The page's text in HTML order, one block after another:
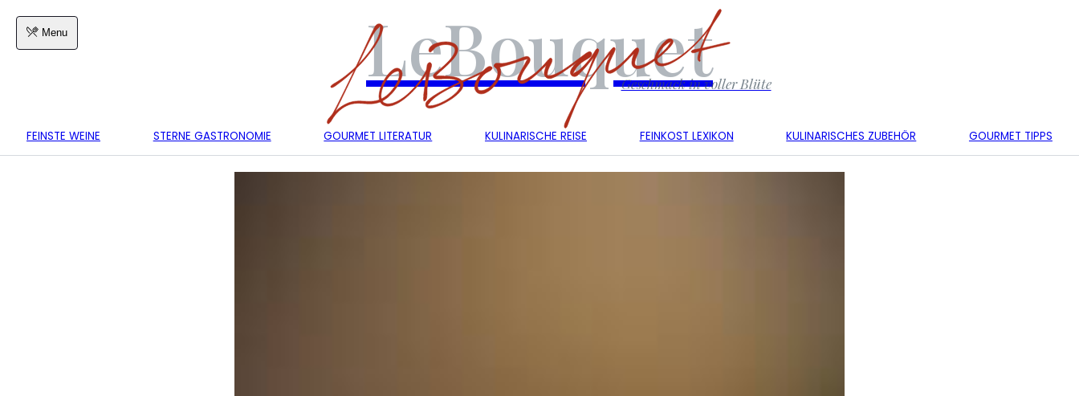
Menu LeBouquet
Geschmack in voller Blüte
FEINSTE WEINE STERNE GASTRONOMIE GOURMET LITERATUR KULINARISCHE REISE FEINKOST LEXIKON KULINARISCHES ZUBEHÖR GOURMET TIPPS